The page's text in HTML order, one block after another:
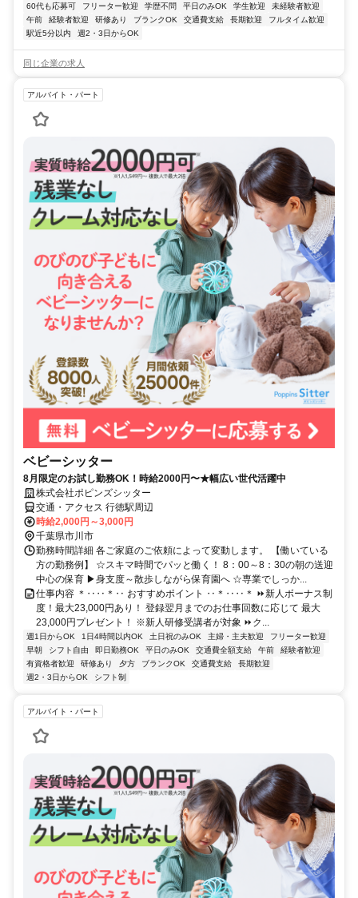
60代も応募可
フリーター歓迎 学歴不問 平日のみOK 学生歓迎
未経験者歓迎
午前
経験者歓迎 研修あり ブランクOK 交通費支給 長期歓迎
フルタイム歓迎
駅近5分以内
週2・3日からOK
同じ企業の求人
アルバイト・パート
ベビーシッター
8月限定のお試し勤務OK！時給2000円〜★幅広い世代活躍中
株式会社ポピンズシッター
交通・アクセス 行徳駅周辺
時給2,000円～3,000円
千葉県市川市
勤務時間詳細 各ご家庭のご依頼によって変動します。 【働いている
方の勤務例】 ☆スキマ時間でパッと働く！ 8：00～8：30の朝の送迎
中心の保育 ▶身支度～散歩しながら保育園へ ☆専業でしっか...
仕事内容 ＊‥‥＊‥ おすすめポイント ‥＊‥‥＊ ⏩新人ボーナス制
度！最大23,000円あり！ 登録翌月までのお仕事回数に応じて 最大
23,000円プレゼント！ ※新人研修受講者が対象 ⏩ク...
週1日からOK 1日4時間以内OK 土日祝のみOK 主婦・主夫歓迎
フリーター歓迎
早朝
シフト自由 即日勤務OK 平日のみOK 交通費全額支給 午前
経験者歓迎
有資格者歓迎
研修あり 夕方 ブランクOK 交通費支給
長期歓迎
週2・3日からOK
シフト制
アルバイト・パート